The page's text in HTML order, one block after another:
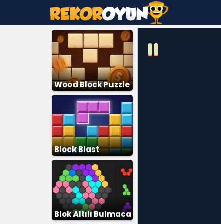
Wood Block Puzzle
Block Blast
Blok Altılı Bulmaca